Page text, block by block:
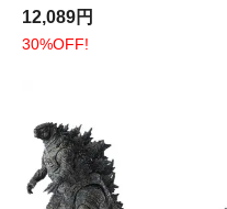
12,089円
30%OFF!